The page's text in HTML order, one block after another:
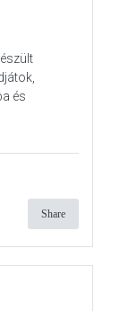
és
Share